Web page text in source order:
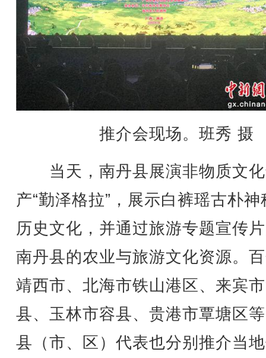
推介会现场。班秀 摄
当天，南丹县展演非物质文
产“勤泽格拉”，展示白裤瑶古朴神
历史文化，并通过旅游专题宣传
南丹县的农业与旅游文化资源。
靖西市、北海市铁山港区、来宾
县、玉林市容县、贵港市覃塘区
县（市、区）代表也分别推介当